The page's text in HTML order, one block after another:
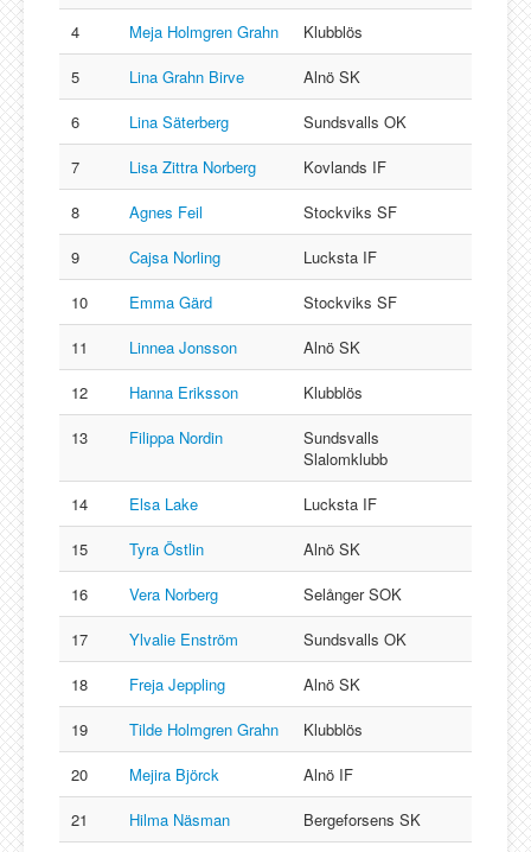
4
Meja Holmgren Grahn
Klubblös
5
Lina Grahn Birve
Alnö SK
6
Lina Säterberg
Sundsvalls OK
7
Lisa Zittra Norberg
Kovlands IF
8
Agnes Feil
Stockviks SF
9
Cajsa Norling
Lucksta IF
10
Emma Gärd
Stockviks SF
11
Linnea Jonsson
Alnö SK
12
Hanna Eriksson
Klubblös
13
Filippa Nordin
Sundsvalls
Slalomklubb
14
Elsa Lake
Lucksta IF
15
Tyra Östlin
Alnö SK
16
Vera Norberg
Selånger SOK
17
Ylvalie Enström
Sundsvalls OK
18
Freja Jeppling
Alnö SK
19
Tilde Holmgren Grahn
Klubblös
20
Mejira Björck
Alnö IF
21
Hilma Näsman
Bergeforsens SK